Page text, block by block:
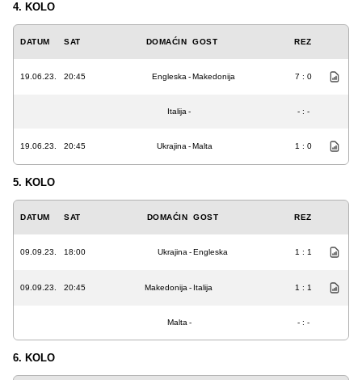
4. KOLO
DATUM SAT DOMAĆIN GOST REZ
19.06.23. 20:45 Engleska -Makedonija 7 : 0
Italija - - : -
19.06.23. 20:45 Ukrajina -Malta 1 : 0
5. KOLO
DATUM SAT DOMAĆIN GOST REZ
09.09.23. 18:00 Ukrajina -Engleska 1 : 1
09.09.23. 20:45 Makedonija - Italija 1 : 1
Malta - - : -
6. KOLO